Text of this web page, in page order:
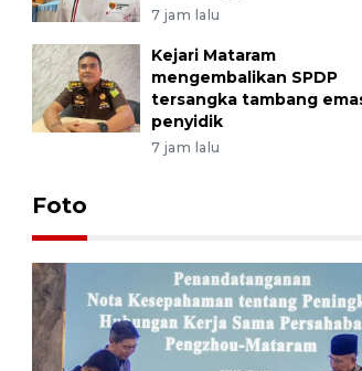
7 jam lalu
Kejari Mataram
mengembalikan SPDP
tersangka tambang
penyidik
7 jam lalu
Foto